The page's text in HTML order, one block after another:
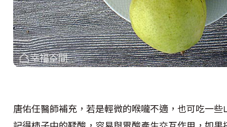
唐佑任醫師補充，若是輕微的喉嚨不適，也可吃一